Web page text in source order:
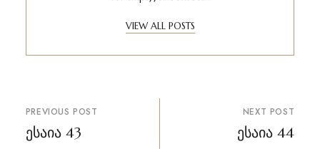
VIEW ALL POSTS
პოსტის
ნავიგაცია
PREVIOUS POST
ესაია 43
NEXT POST
ესაია 44